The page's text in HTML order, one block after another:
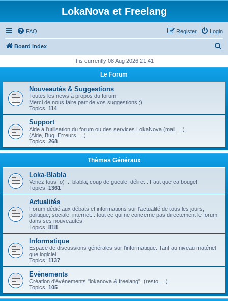
LokaNova et Freelang
FAQ Login
Register
Board index
r
It is currently 08 Aug 2026 21:41
Le Forum
Nouveautés & Suggestions
Toutes les news à propos du forum
Merci de nous faire part de vos suggestions ;)
Topics: 114
Support
Aide à l'utilisation du forum ou des services LokaNova (mail, ...).
(Aide, Bug, Erreurs, ...)
Topics: 268
Thèmes Généraux
Loka-Blabla
Venez tous :o) ... blabla, coup de gueule, délire... Faut que ça bouge!!
Topics: 1361
Actualités
Forum dédié aux débats et informations sur l'actualité de tous les jours,
politique, sociale, internet... tout ce qui ne concerne pas directement le forum
dans ses nouveautés.
Topics: 818
Informatique
Espace de discussions générales sur l'informatique. Tant au niveau matériel
que logiciel.
Topics: 1137
Evènements
Création d'évènements "lokanova & freelang". (resto, ...)
Topics: 105